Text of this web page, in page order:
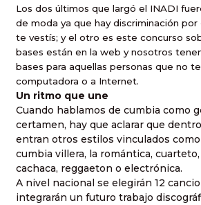
Los dos últimos que largó el INADI
de moda ya que hay discriminación
te vestís; y el otro es este concurso
bases están en la web y nosotros
bases para aquellas personas que no
computadora o a Internet.
Un ritmo que une
Cuando hablamos de cumbia como
certamen, hay que aclarar que
entran otros estilos vinculados
cumbia villera, la romántica,
cachaca, reggaeton o electrónica.
A nivel nacional se elegirán 12
integrarán un futuro trabajo